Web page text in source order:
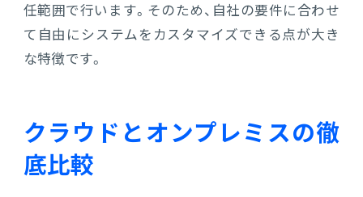
任範囲で行います。そのため、自社の要件に合わせ
て自由にシステムをカスタマイズできる点が大き
な特徴です。
クラウドとオンプレミスの徹
底比較